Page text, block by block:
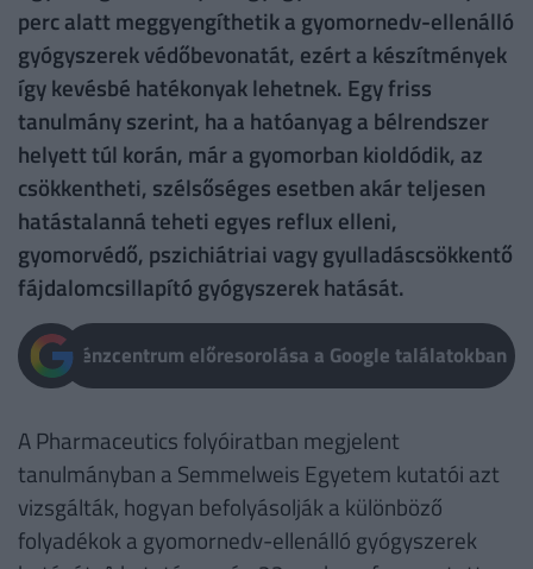
perc alatt meggyengíthetik a gyomornedv-ellenálló
gyógyszerek védőbevonatát, ezért a készítmények
így kevésbé hatékonyak lehetnek. Egy friss
tanulmány szerint, ha a hatóanyag a bélrendszer
helyett túl korán, már a gyomorban kioldódik, az
csökkentheti, szélsőséges esetben akár teljesen
hatástalanná teheti egyes reflux elleni,
gyomorvédő, pszichiátriai vagy gyulladáscsökkentő
fájdalomcsillapító gyógyszerek hatását.
Pénzcentrum előresorolása a Google találatokban
A Pharmaceutics folyóiratban megjelent
tanulmányban a Semmelweis Egyetem kutatói azt
vizsgálták, hogyan befolyásolják a különböző
folyadékok a gyomornedv-ellenálló gyógyszerek